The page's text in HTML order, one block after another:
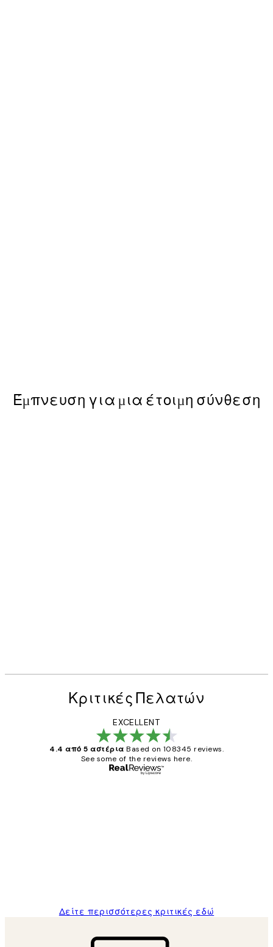
Έμπνευση για μια έτοιμη σύνθεση
Κριτικές Πελατών
EXCELLENT
4.4 από 5 αστέρια Based on 108345 reviews.
See some of the reviews here.
Δείτε περισσότερες κριτικές εδώ